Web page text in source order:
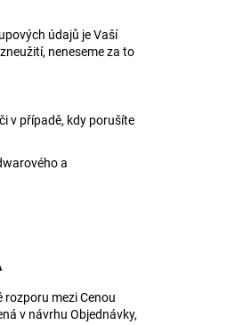
údajů je Vaší
neneseme za to
v případě, kdy porušíte
a
rozporu mezi Cenou
v návrhu Objednávky,